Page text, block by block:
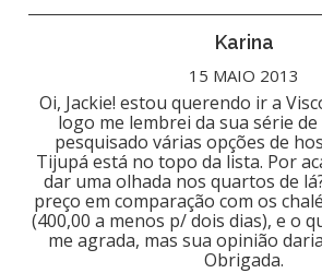
Karina
15 MAIO 2013
Oi, Jackie! estou querendo ir a
logo me lembrei da sua série
pesquisado várias opções de
Tijupá está no topo da lista. Por
dar uma olhada nos quartos de
preço em comparação com os
(400,00 a menos p/ dois dias), e o
me agrada, mas sua opinião
Obrigada.